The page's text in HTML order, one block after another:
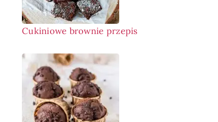
Cukiniowe brownie przepis